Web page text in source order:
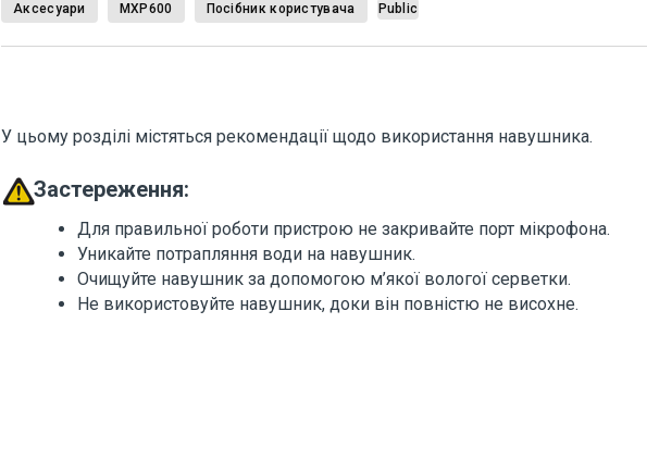
Аксесуари MXP600 Посібник користувача Public
У цьому розділі містяться рекомендації щодо використання навушника.
Застереження:
Для правильної роботи пристрою не закривайте порт мікрофона.
Уникайте потрапляння води на навушник.
Очищуйте навушник за допомогою м’якої вологої серветки.
Не використовуйте навушник, доки він повністю не висохне.